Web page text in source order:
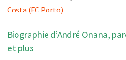
Costa (FC Porto).
Biographie d’André Onana,
et plus